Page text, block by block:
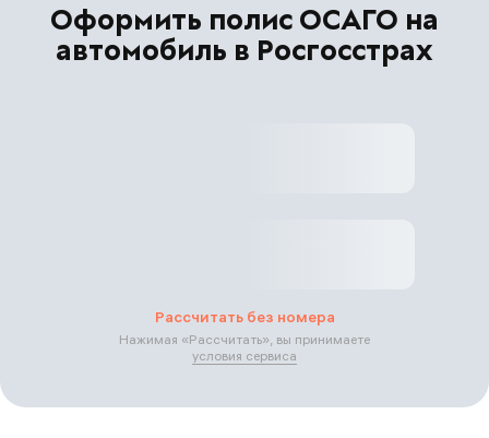
Оформить полис ОСАГО на
автомобиль в Росгосстрах
Рассчитать без номера
Нажимая «Рассчитать», вы принимаете
условия сервиса